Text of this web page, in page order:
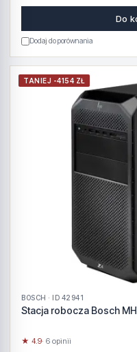
Do
Dodaj do porównania
TANIEJ -4154 ZŁ
BOSCH · ID 42941
Stacja robocza Bosch
★ 4.9· 6 opinii